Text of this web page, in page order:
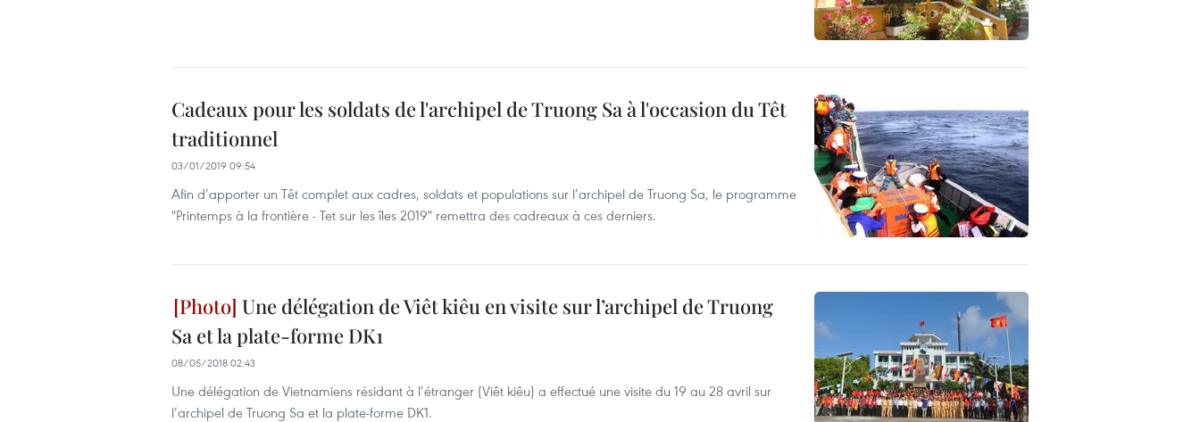
Cadeaux pour les soldats de l'archipel de Truong Sa à l'occasion du Têt
traditionnel
03/01/2019 09:54
Afin d’apporter un Têt complet aux cadres, soldats et populations sur l’archipel de Truong Sa, le programme
"Printemps à la frontière - Tet sur les îles 2019" remettra des cadreaux à ces derniers.
Une délégation de Viêt kiêu en visite sur l’archipel de Truong
Sa et la plate-forme DK1
08/05/2018 02:43
Une délégation de Vietnamiens résidant à l’étranger (Viêt kiêu) a effectué une visite du 19 au 28 avril sur
l’archipel de Truong Sa et la plate-forme DK1.